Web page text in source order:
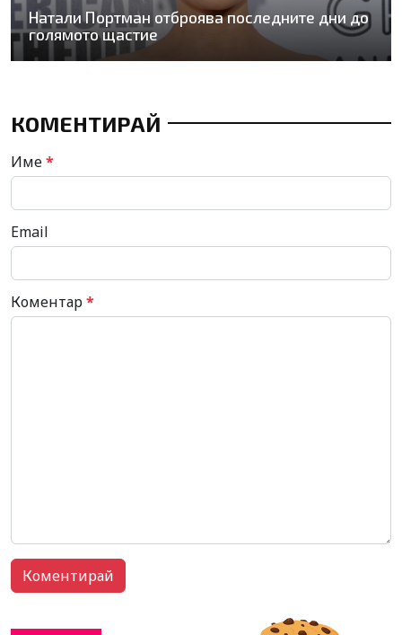
Натали Портман отброява последните дни до
голямото щастие
КОМЕНТИРАЙ
Име*
Email
Коментар*